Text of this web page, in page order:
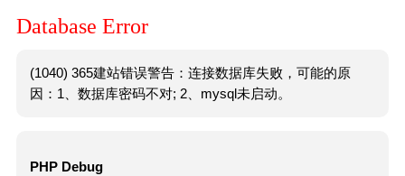
Database Error
(1040) 365建站错误警告：连接数据库失败，可能的原
因：1、数据库密码不对; 2、mysql未启动。
PHP Debug